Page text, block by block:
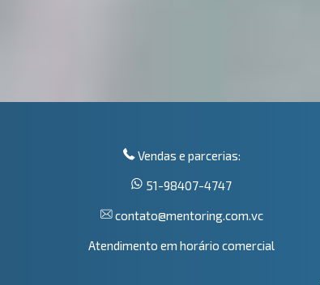
Vendas e parcerias:
51-98407-4747
contato@mentoring.com.vc
Atendimento em horário comercial